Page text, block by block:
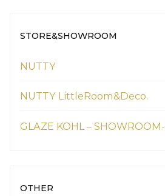
STORE&SHOWROOM
NUTTY
NUTTY LittleRoom&Deco.
GLAZE KOHL – SHOWROOM-
OTHER